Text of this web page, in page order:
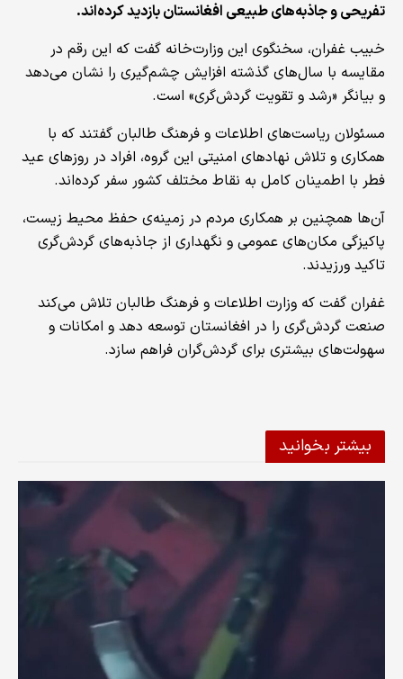
تفریحی و جاذبه‌های طبیعی افغانستان بازدید کرده‌اند.
خبیب غفران، سخنگوی این وزارت‌خانه گفت که این رقم در
مقایسه با سال‌های گذشته افزایش چشم‌گیری را نشان می‌دهد
و بیانگر «رشد و تقویت گردش‌گری» است.
مسئولان ریاست‌های اطلاعات و فرهنگ طالبان گفتند که با
همکاری و تلاش نهادهای امنیتی این گروه، افراد در روزهای عید
فطر با اطمینان کامل به نقاط مختلف کشور سفر کرده‌اند.
آن‌ها همچنین بر همکاری مردم در زمینه‌ی حفظ محیط زیست،
پاکیزگی مکان‌های عمومی و نگهداری از جاذبه‌های گردش‌گری
تاکید ورزیدند.
غفران گفت که وزارت اطلاعات و فرهنگ طالبان تلاش می‌کند
صنعت گردش‌گری را در افغانستان توسعه دهد و امکانات و
سهولت‌های بیشتری برای گردش‌گران فراهم سازد.
بیشتر بخوانید